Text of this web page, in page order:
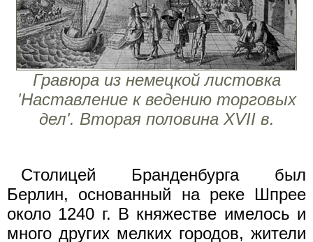
Гравюра из немецкой листовка
'Наставление к ведению торговых
дел'. Вторая половина XVII в.
Столицей Бранденбурга был
Берлин, основанный на реке Шпрее
около 1240 г. В княжестве имелось и
много других мелких городов, жители